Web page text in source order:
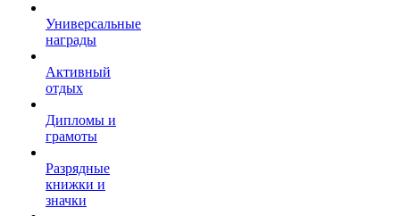
Универсальные
награды
Активный
отдых
Дипломы и
грамоты
Разрядные
книжки и
значки